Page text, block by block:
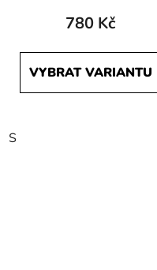
780 Kč
VYBRAT VARIANTU
S